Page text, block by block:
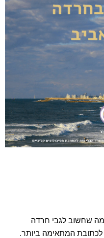
שחשוב לגבי חרדה
לכתובת המתאימה ביותר.